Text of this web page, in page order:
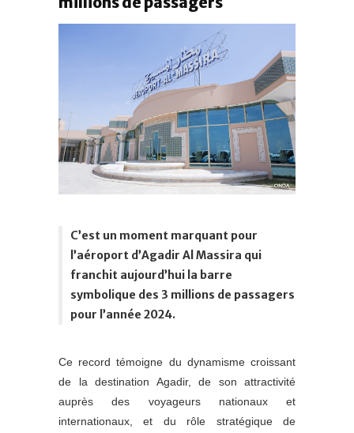
C’est un moment marquant pour
l’aéroport d’Agadir Al Massira qui
franchit aujourd’hui la barre
symbolique des 3 millions de passagers
pour l’année 2024.
Ce record témoigne du dynamisme croissant
de la destination Agadir, de son attractivité
auprès des voyageurs nationaux et
internationaux, et du rôle stratégique de